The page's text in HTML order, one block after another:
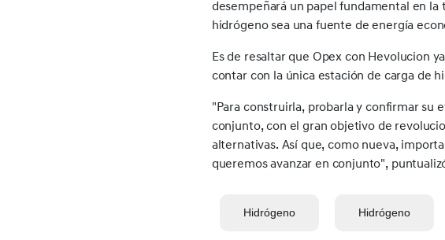
desempeñará un papel fundamental en la
hidrógeno sea una fuente de energía
Es de resaltar que Opex con Hevolucion
contar con la única estación de carga de
"Para construirla, probarla y confirmar su
conjunto, con el gran objetivo de
alternativas. Así que, como nueva,
queremos avanzar en conjunto",
Hidrógeno Hidrógeno